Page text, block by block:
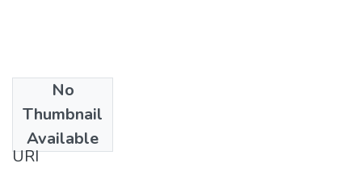
No
Thumbnail
Available
2002
URI